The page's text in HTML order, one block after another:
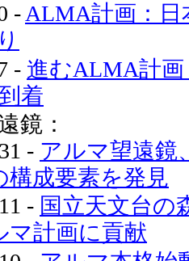
-ALMA計画：
- 進むALMA計
着
鏡：
- アルマ望遠鏡
構成要素を発見
- 国立天文台の
計画に貢献